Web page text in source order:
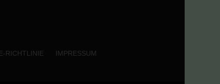
RICHTLINIE IMPRESSUM